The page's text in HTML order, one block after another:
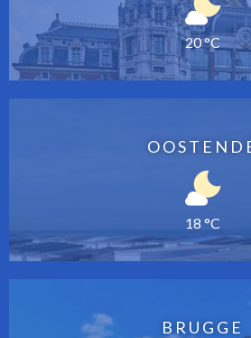
20 °C
18 °C
BRUGGE